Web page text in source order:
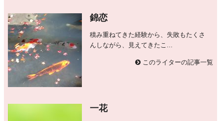
錦恋
積み重ねてきた経験から、失敗もたくさ
んしながら、見えてきたこ...
このライターの記事一覧
一花